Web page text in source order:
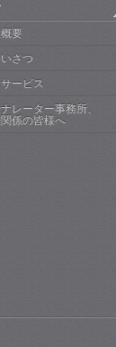
要
さつ
ービス
レーター事務所、
係の皆様へ